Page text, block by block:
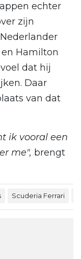
echter
zijn
Hamilton
dat hij
Daar
van dat
ik vooral een
me", brengt
Scuderia Ferrari